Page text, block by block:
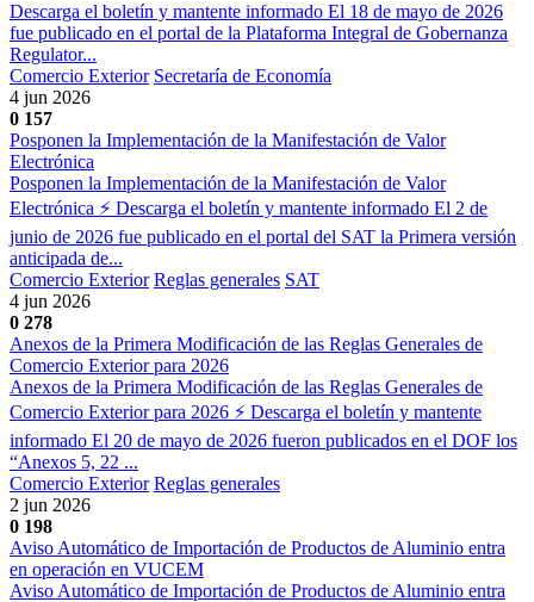
Descarga el boletín y mantente informado El 18 de mayo de 2026
fue publicado en el portal de la Plataforma Integral de Gobernanza
Regulator...
Comercio Exterior Secretaría de Economía
4 jun 2026
0 157
Posponen la Implementación de la Manifestación de Valor
Electrónica
Posponen la Implementación de la Manifestación de Valor
Electrónica ⚡ Descarga el boletín y mantente informado El 2 de
junio de 2026 fue publicado en el portal del SAT la Primera versión
anticipada de...
Comercio Exterior Reglas generales SAT
4 jun 2026
0 278
Anexos de la Primera Modificación de las Reglas Generales de
Comercio Exterior para 2026
Anexos de la Primera Modificación de las Reglas Generales de
Comercio Exterior para 2026 ⚡ Descarga el boletín y mantente
informado El 20 de mayo de 2026 fueron publicados en el DOF los
“Anexos 5, 22 ...
Comercio Exterior Reglas generales
2 jun 2026
0 198
Aviso Automático de Importación de Productos de Aluminio entra
en operación en VUCEM
Aviso Automático de Importación de Productos de Aluminio entra